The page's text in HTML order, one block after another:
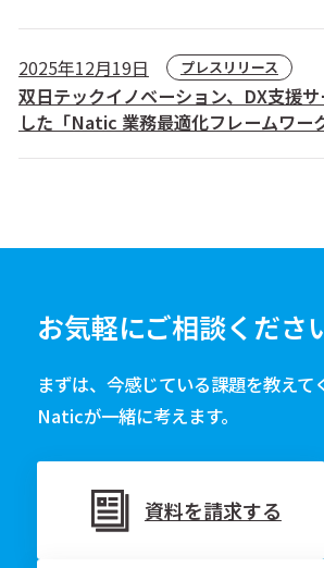
2025年12月19日 プレスリリース
双日テックイノベーション、DX支援
した「Natic 業務最適化フレームワー
お気軽にご相談くださ
まずは、今感じている課題を教えて
Naticが一緒に考えます。
資料を請求する